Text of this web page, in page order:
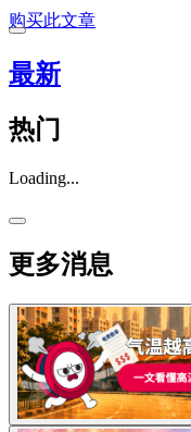
购买此文章
最新
热门
Loading...
更多消息